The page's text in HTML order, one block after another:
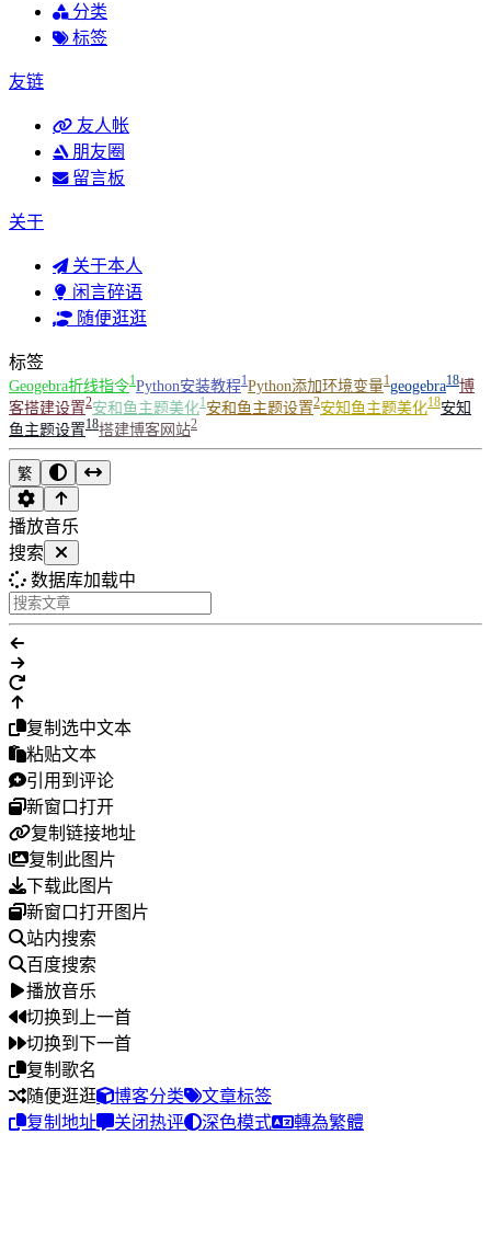
分类
标签
友链
友人帐
朋友圈
留言板
关于
关于本人
闲言碎语
随便逛逛
标签
Geogebra折线指令1Python安装教程1Python添加环境变量1geogebra18博
客搭建设置2安和鱼主题美化1安和鱼主题设置2安知鱼主题美化18安知
鱼主题设置18搭建博客网站2
繁
播放音乐
搜索
数据库加载中
复制选中文本
粘贴文本
引用到评论
新窗口打开
复制链接地址
复制此图片
下载此图片
新窗口打开图片
站内搜索
百度搜索
播放音乐
切换到上一首
切换到下一首
复制歌名
随便逛逛
博客分类
文章标签
复制地址
关闭热评 深色模式 轉為繁體